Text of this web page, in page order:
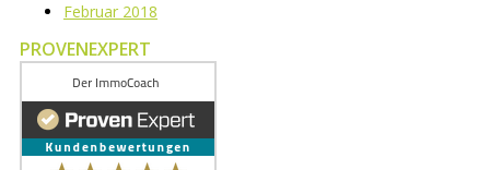
Februar 2018
PROVENEXPERT